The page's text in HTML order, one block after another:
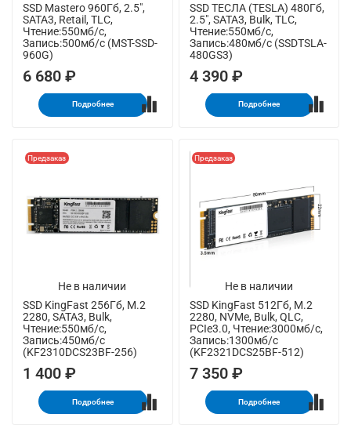
SSD Mastero 960Гб, 2.5",
SATA3, Retail, TLC,
Чтение:550мб/с,
Запись:500мб/с (MST-SSD-
960G)
6 680 ₽
Подробнее
SSD ТЕСЛА (TESLA) 480Гб,
2.5", SATA3, Bulk, TLC,
Чтение:550мб/с,
Запись:480мб/с (SSDTSLA-
480GS3)
4 390 ₽
Подробнее
Не в наличии
Предзаказ
SSD KingFast 256Гб, M.2
2280, SATA3, Bulk,
Чтение:550мб/с,
Запись:450мб/с
(KF2310DCS23BF-256)
1 400 ₽
Подробнее
Не в наличии
Предзаказ
SSD KingFast 512Гб, M.2
2280, NVMe, Bulk, QLC,
PCIe3.0, Чтение:3000мб/с,
Запись:1300мб/с
(KF2321DCS25BF-512)
7 350 ₽
Подробнее